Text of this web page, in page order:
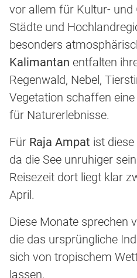
vor allem für Kultur- und
Städte und
besonders
Kalimantan entfalten
Regenwald, Nebel,
Vegetation schaffen
für Naturerlebnisse.
Für Raja Ampat ist
da die See unruhiger
Reisezeit dort liegt klar
April.
Diese Monate sprechen
die das ursprüngliche
sich von tropischem
lassen.